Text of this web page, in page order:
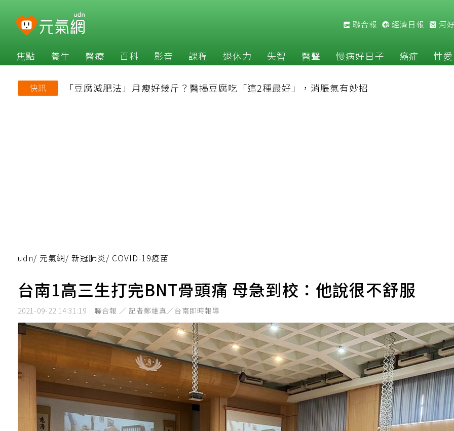
聯合報 經濟日報 河
焦點 養生 醫療 百科 影音 課程 退休力 失智 醫聲 慢病好日子 癌症 性愛
快訊 「豆腐減肥法」月瘦好幾斤？醫揭豆腐吃「這2種最好」，消脹氣有妙招
udn/ 元氣網/ 新冠肺炎/ COVID-19疫苗
台南1高三生打完BNT骨頭痛 母急到校：他說很不舒服
2021-09-22 14:31:19 聯合報 ／ 記者鄭維真／台南即時報導